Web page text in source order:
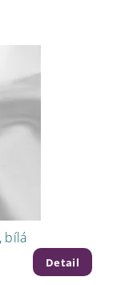
bílá
Detail